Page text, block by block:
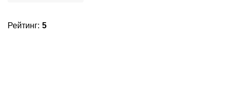
Рейтинг: 5